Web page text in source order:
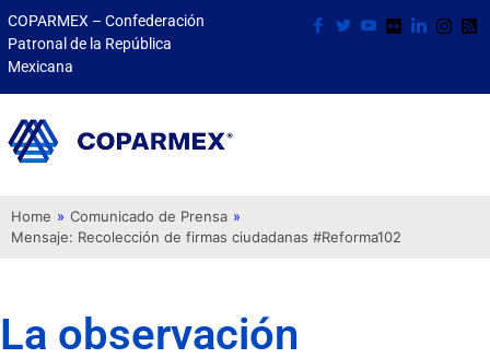
COPARMEX – Confederación
Patronal de la República
Mexicana
Home » Comunicado de Prensa »
Mensaje: Recolección de firmas ciudadanas #Reforma102
La observación